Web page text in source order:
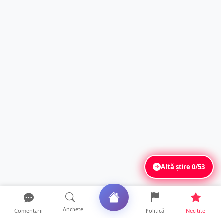
Altă știre0/53
Comentarii Anchete Politică Necitite